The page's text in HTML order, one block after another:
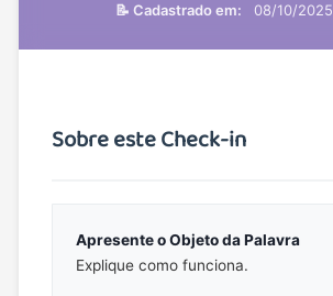
Amizade
📝 Cadastrado em: 08/10/2025
Sobre este Check-in
Apresente o Objeto da Palavra
Explique como funciona.